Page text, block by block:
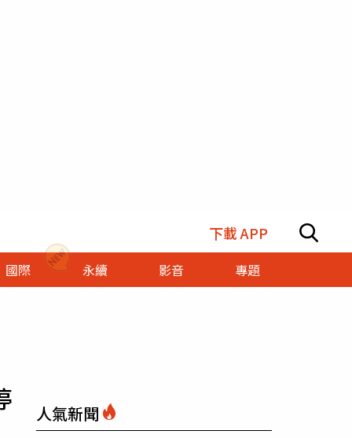
下載 APP
國際 永續 影音 專題
人氣新聞